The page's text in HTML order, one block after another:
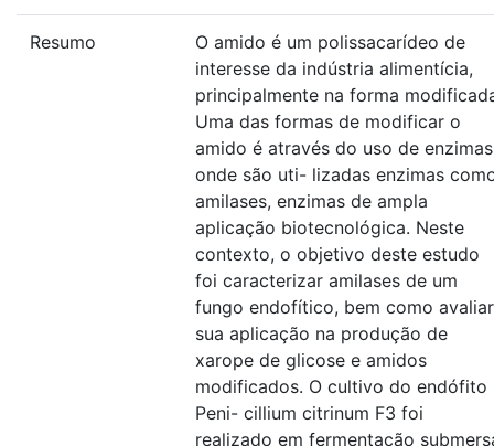
Resumo
O amido é um polissacarídeo de
interesse da indústria alimentícia,
principalmente na forma
Uma das formas de modificar o
amido é através do uso de
onde são uti- lizadas enzimas
amilases, enzimas de ampla
aplicação biotecnológica. Neste
contexto, o objetivo deste estudo
foi caracterizar amilases de um
fungo endofítico, bem como avaliar
sua aplicação na produção de
xarope de glicose e amidos
modificados. O cultivo do endófito
Peni- cillium citrinum F3 foi
realizado em fermentação